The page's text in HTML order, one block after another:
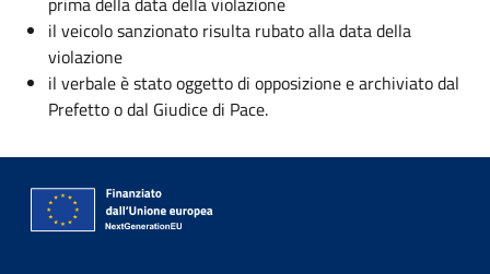
il veicolo sanzionato risulta rubato alla data della
violazione
il verbale è stato oggetto di opposizione e archiviato dal
Prefetto o dal Giudice di Pace.